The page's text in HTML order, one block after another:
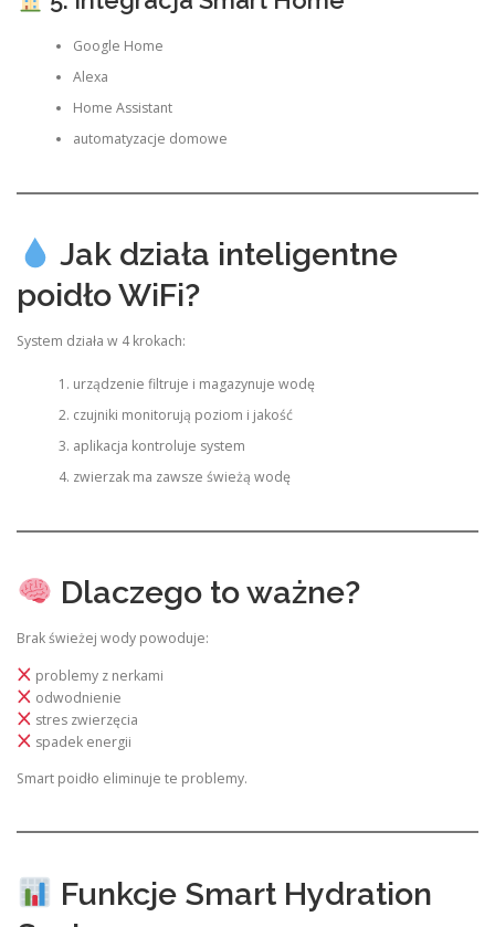
Google Home
Alexa
Home Assistant
automatyzacje domowe
Jak działa inteligentne
poidło WiFi?
System działa w 4 krokach:
urządzenie filtruje i magazynuje wodę
czujniki monitorują poziom i jakość
aplikacja kontroluje system
zwierzak ma zawsze świeżą wodę
Dlaczego to ważne?
Brak świeżej wody powoduje:
problemy z nerkami
odwodnienie
stres zwierzęcia
spadek energii
Smart poidło eliminuje te problemy.
Funkcje Smart Hydration